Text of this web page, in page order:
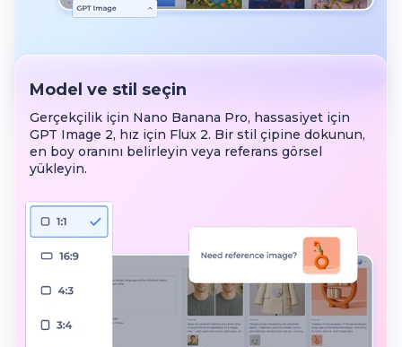
Model ve stil seçin
Gerçekçilik için Nano Banana Pro, hassasiyet için
GPT Image 2, hız için Flux 2. Bir stil çipine dokunun,
en boy oranını belirleyin veya referans görsel
yükleyin.